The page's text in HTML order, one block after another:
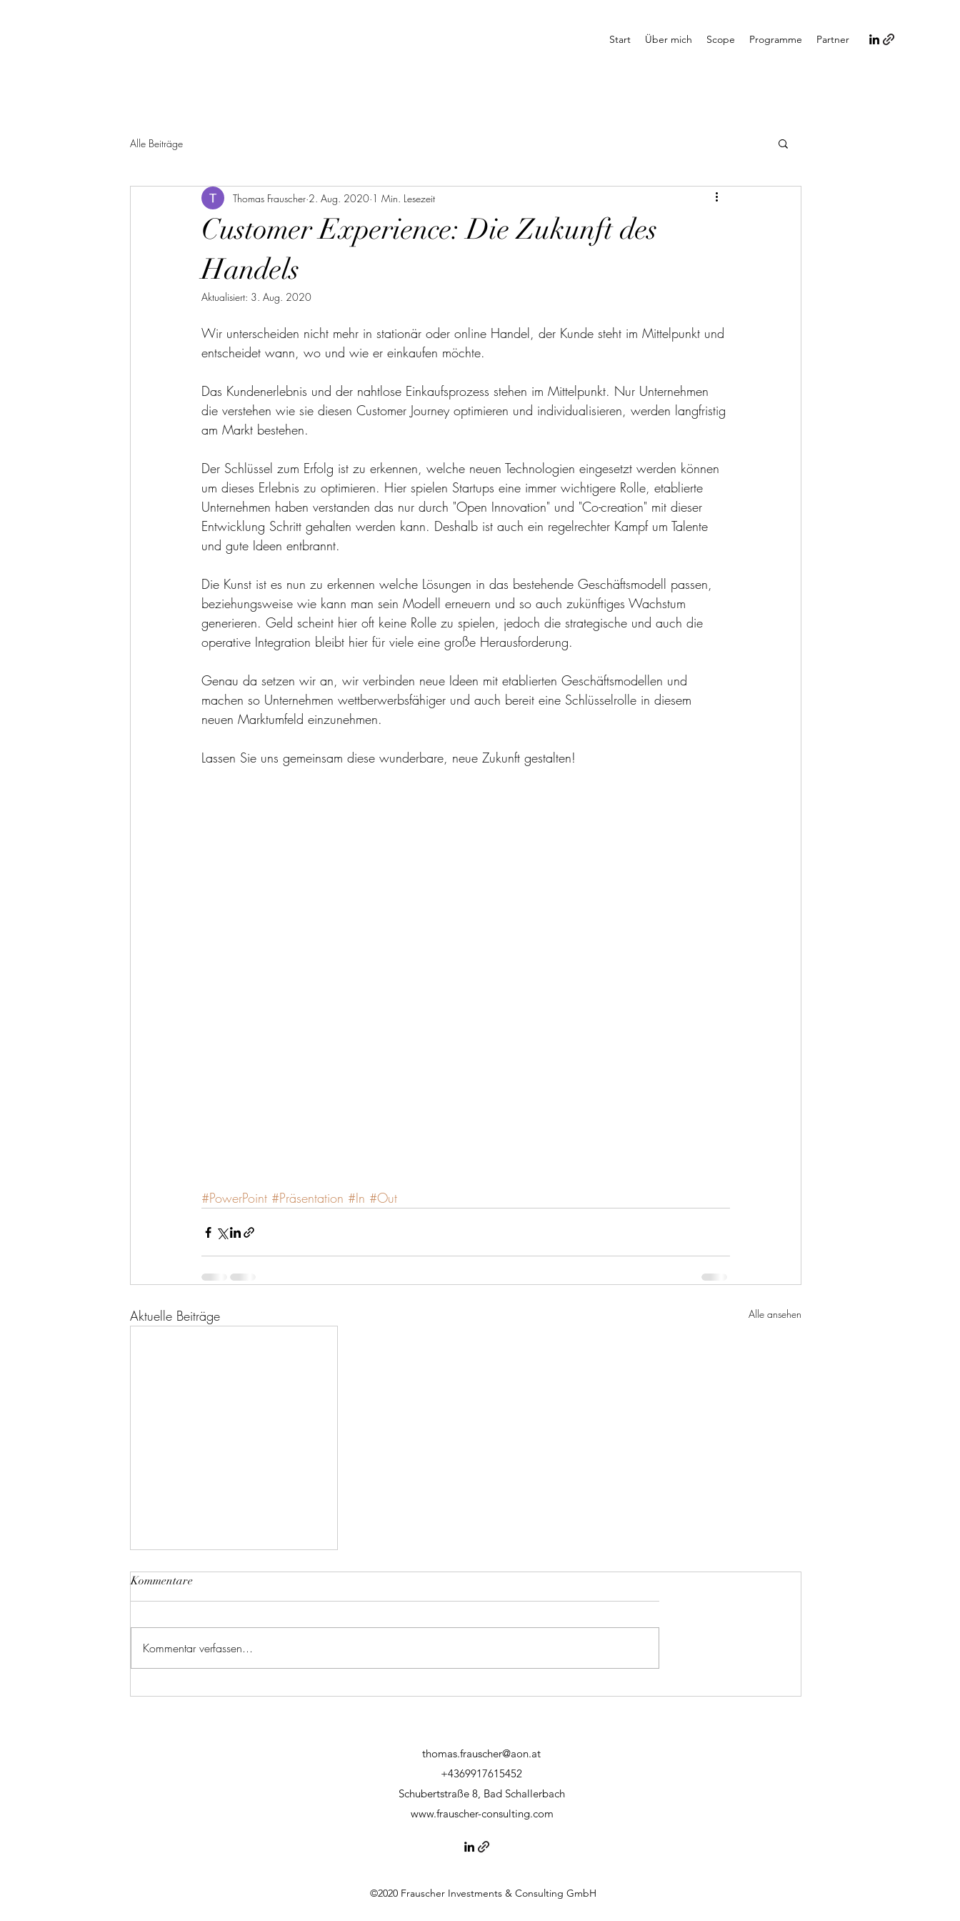
Start Über mich Scope Programme Partner
Alle Beiträge
Customer Experience: Die Zukunft des
Handels
Thomas Frauscher 2. Aug. 2020 1 Min. Lesezeit
Aktualisiert: 3. Aug. 2020
Wir unterscheiden nicht mehr in stationär oder online Handel, der Kunde steht im Mittelpunkt und
entscheidet wann, wo und wie er einkaufen möchte.
Das Kundenerlebnis und der nahtlose Einkaufsprozess stehen im Mittelpunkt. Nur Unternehmen
die verstehen wie sie diesen Customer Journey optimieren und individualisieren, werden langfristig
am Markt bestehen.
Der Schlüssel zum Erfolg ist zu erkennen, welche neuen Technologien eingesetzt werden können
um dieses Erlebnis zu optimieren. Hier spielen Startups eine immer wichtigere Rolle, etablierte
Unternehmen haben verstanden das nur durch "Open Innovation" und "Co-creation" mit dieser
Entwicklung Schritt gehalten werden kann. Deshalb ist auch ein regelrechter Kampf um Talente
und gute Ideen entbrannt.
Die Kunst ist es nun zu erkennen welche Lösungen in das bestehende Geschäftsmodell passen,
beziehungsweise wie kann man sein Modell erneuern und so auch zukünftiges Wachstum
generieren. Geld scheint hier oft keine Rolle zu spielen, jedoch die strategische und auch die
operative Integration bleibt hier für viele eine große Herausforderung.
Genau da setzen wir an, wir verbinden neue Ideen mit etablierten Geschäftsmodellen und
machen so Unternehmen wettberwerbsfähiger und auch bereit eine Schlüsselrolle in diesem
neuen Marktumfeld einzunehmen.
Lassen Sie uns gemeinsam diese wunderbare, neue Zukunft gestalten!
#PowerPoint #Präsentation #In #Out
Aktuelle Beiträge Alle ansehen
Kommentare
Kommentar verfassen...
thomas.frauscher@aon.at
+4369917615452
Schubertstraße 8, Bad Schallerbach
www.frauscher-consulting.com
©2020 Frauscher Investments & Consulting GmbH